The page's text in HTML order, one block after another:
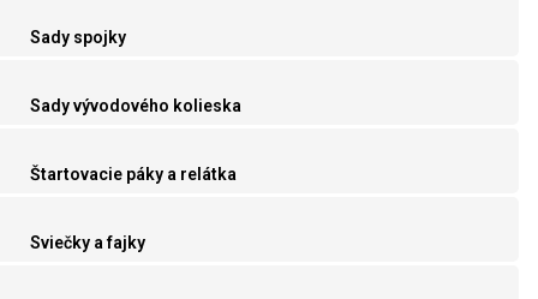
Sady spojky
Sady vývodového kolieska
Štartovacie páky a relátka
Sviečky a fajky